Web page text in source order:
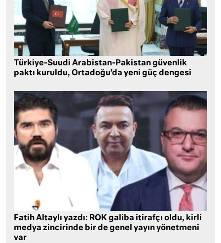
Türkiye-Suudi Arabistan-Pakistan güvenlik
paktı kuruldu, Ortadoğu’da yeni güç dengesi
Fatih Altaylı yazdı: ROK galiba itirafçı oldu, kirli
medya zincirinde bir de genel yayın yönetmeni
var